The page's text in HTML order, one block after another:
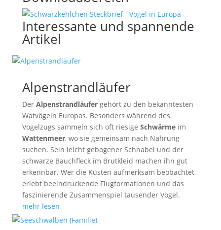
Interessante und spannende
Artikel
Alpenstrandläufer
Der Alpenstrandläufergehört zu den bekanntesten
Watvögeln Europas. Besonders während des
Vogelzugs sammeln sich oft riesige Schwärmeim
Wattenmeer, wo sie gemeinsam nach Nahrung
suchen. Sein leicht gebogener Schnabel und der
schwarze Bauchfleck im Brutkleid machen ihn gut
erkennbar. Wer die Küsten aufmerksam beobachtet,
erlebt beeindruckende Flugformationen und das
faszinierende Zusammenspiel tausender Vögel.
mehr lesen